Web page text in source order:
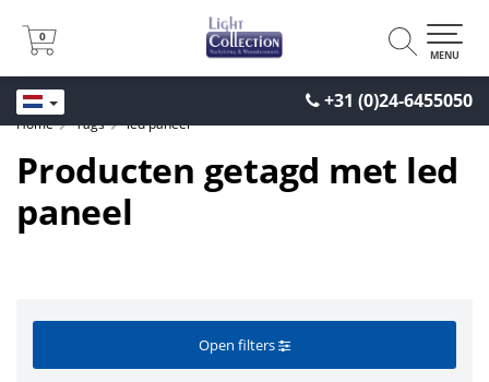
+31 (0)24-6455050
0
0
MENU
Home Tags led paneel
Producten getagd met led
paneel
Open filters